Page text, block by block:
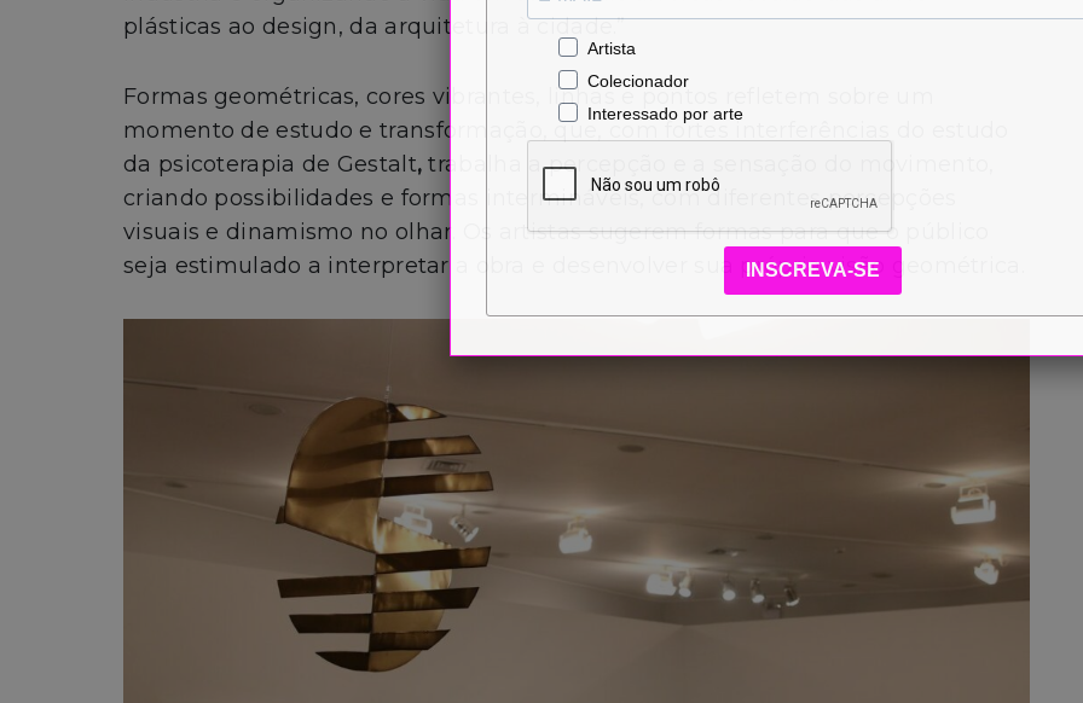
plásticas ao design, da arquitetura à cidade.”
Formas geométricas, cores vibrantes, linhas e pontos refletem sobre um
momento de estudo e transformação, que, com fortes interferências do estudo
da psicoterapia de Gestalt, trabalha a percepção e a sensação do movimento,
criando possibilidades e formas intermináveis, com diferentes percepções
visuais e dinamismo no olhar. Os artistas sugerem formas para que o público
seja estimulado a interpretar a obra e desenvolver sua própria visão geométrica.
Artista
Colecionador
Interessado por arte
INSCREVA-SE